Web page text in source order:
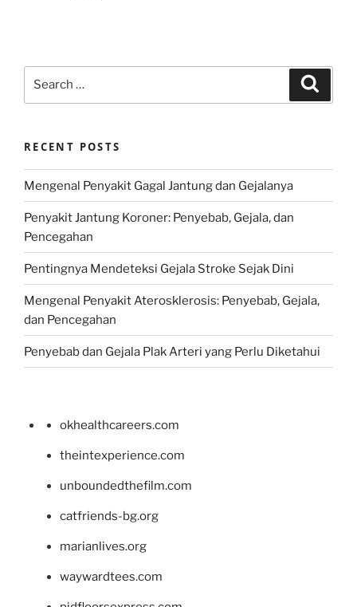
RECENT POSTS
Mengenal Penyakit Gagal Jantung dan Gejalanya
Penyakit Jantung Koroner: Penyebab, Gejala, dan
Pencegahan
Pentingnya Mendeteksi Gejala Stroke Sejak Dini
Mengenal Penyakit Aterosklerosis: Penyebab, Gejala,
dan Pencegahan
Penyebab dan Gejala Plak Arteri yang Perlu Diketahui
okhealthcareers.com
theintexperience.com
unboundedthefilm.com
catfriends-bg.org
marianlives.org
waywardtees.com